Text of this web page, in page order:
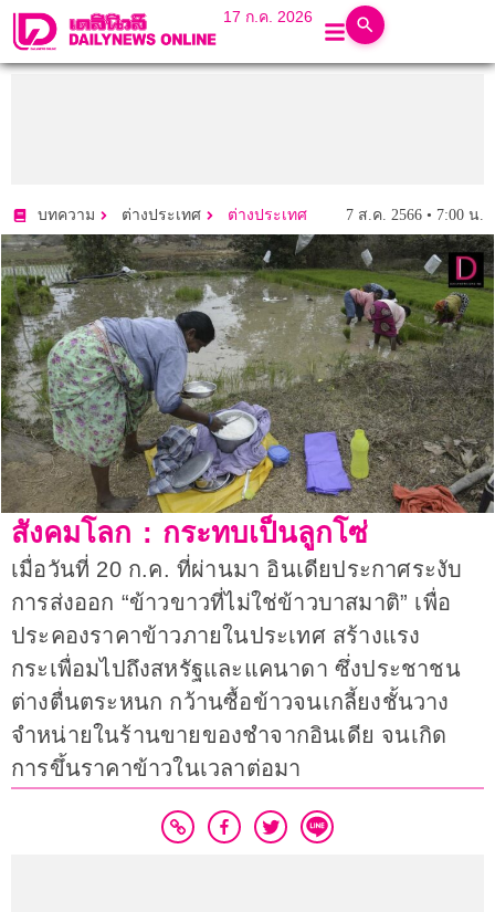
17 ก.ค. 2026
บทความ ต่างประเทศ ต่างประเทศ 7 ส.ค. 2566 • 7:00 น.
สังคมโลก : กระทบเป็นลูกโซ่
เมื่อวันที่ 20 ก.ค. ที่ผ่านมา อินเดียประกาศระงับ
การส่งออก “ข้าวขาวที่ไม่ใช่ข้าวบาสมาติ” เพื่อ
ประคองราคาข้าวภายในประเทศ สร้างแรง
กระเพื่อมไปถึงสหรัฐและแคนาดา ซึ่งประชาชน
ต่างตื่นตระหนก กว้านซื้อข้าวจนเกลี้ยงชั้นวาง
จำหน่ายในร้านขายของชำจากอินเดีย จนเกิด
การขึ้นราคาข้าวในเวลาต่อมา